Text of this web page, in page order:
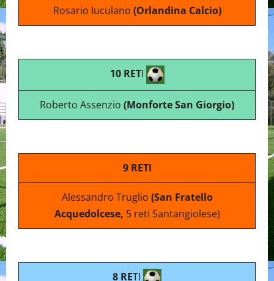
Rosario Iuculano (Orlandina Calcio)
10 RETI
Roberto Assenzio (Monforte San Giorgio)
9 RETI
Alessandro Truglio (San Fratello
Acquedolcese, 5 reti Santangiolese)
8 RETI